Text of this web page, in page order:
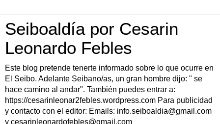
Seiboaldía por Cesarin
Leonardo Febles
Este blog pretende tenerte informado sobre lo que ocurre en
El Seibo. Adelante Seibano/as, un gran hombre dijo: " se
hace camino al andar". También puedes entrar a:
https://cesarinleonar2febles.wordpress.com Para publicidad
y contacto con el editor: Emails: info.seiboaldia@gmail.com
y cesarinleonardofebles@gmail.com